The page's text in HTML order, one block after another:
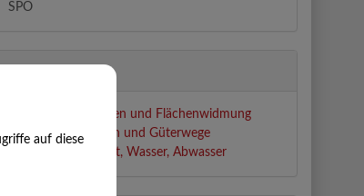
SPÖ
Abteilungen
Arbeitskreis Finanzen und Flächenwidmung
Arbeitskreis Straßen und Güterwege
Arbeitskreis Umwelt, Wasser, Abwasser
auf diese